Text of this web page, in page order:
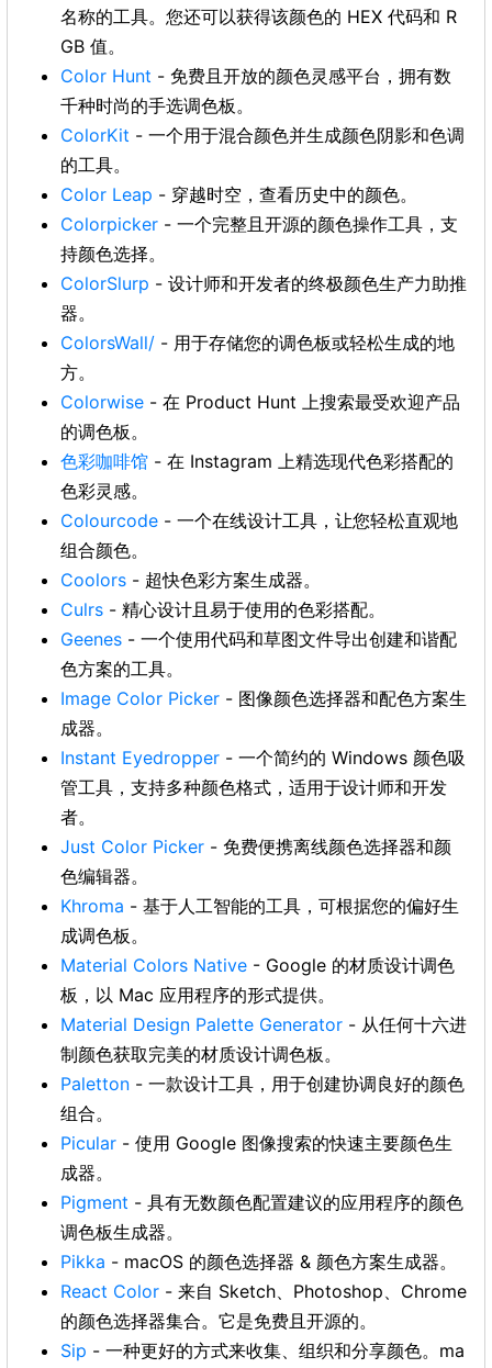
名称的工具。您还可以获得该颜色的 HEX 代码和 R
GB 值。
Color Hunt - 免费且开放的颜色灵感平台，拥有数
千种时尚的手选调色板。
ColorKit - 一个用于混合颜色并生成颜色阴影和色调
的工具。
Color Leap - 穿越时空，查看历史中的颜色。
Colorpicker - 一个完整且开源的颜色操作工具，支
持颜色选择。
ColorSlurp - 设计师和开发者的终极颜色生产力助推
器。
ColorsWall/ - 用于存储您的调色板或轻松生成的地
方。
Colorwise - 在 Product Hunt 上搜索最受欢迎产品
的调色板。
色彩咖啡馆 - 在 Instagram 上精选现代色彩搭配的
色彩灵感。
Colourcode - 一个在线设计工具，让您轻松直观地
组合颜色。
Coolors - 超快色彩方案生成器。
Culrs - 精心设计且易于使用的色彩搭配。
Geenes - 一个使用代码和草图文件导出创建和谐配
色方案的工具。
Image Color Picker - 图像颜色选择器和配色方案生
成器。
Instant Eyedropper - 一个简约的 Windows 颜色吸
管工具，支持多种颜色格式，适用于设计师和开发
者。
Just Color Picker - 免费便携离线颜色选择器和颜
色编辑器。
Khroma - 基于人工智能的工具，可根据您的偏好生
成调色板。
Material Colors Native - Google 的材质设计调色
板，以 Mac 应用程序的形式提供。
Material Design Palette Generator - 从任何十六进
制颜色获取完美的材质设计调色板。
Paletton - 一款设计工具，用于创建协调良好的颜色
组合。
Picular - 使用 Google 图像搜索的快速主要颜色生
成器。
Pigment - 具有无数颜色配置建议的应用程序的颜色
调色板生成器。
Pikka - macOS 的颜色选择器 & 颜色方案生成器。
React Color - 来自 Sketch、Photoshop、Chrome
的颜色选择器集合。它是免费且开源的。
Sip - 一种更好的方式来收集、组织和分享颜色。ma